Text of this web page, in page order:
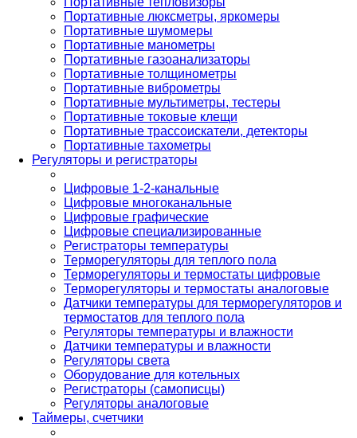
Портативные люксметры, яркомеры
Портативные шумомеры
Портативные манометры
Портативные газоанализаторы
Портативные толщинометры
Портативные виброметры
Портативные мультиметры, тестеры
Портативные токовые клещи
Портативные трассоискатели, детекторы
Портативные тахометры
Регуляторы и регистраторы
Цифровые 1-2-канальные
Цифровые многоканальные
Цифровые графические
Цифровые специализированные
Регистраторы температуры
Терморегуляторы для теплого пола
Терморегуляторы и термостаты цифровые
Терморегуляторы и термостаты аналоговые
Датчики температуры для терморегуляторов и
термостатов для теплого пола
Регуляторы температуры и влажности
Датчики температуры и влажности
Регуляторы света
Оборудование для котельных
Регистраторы (самописцы)
Регуляторы аналоговые
Таймеры, счетчики